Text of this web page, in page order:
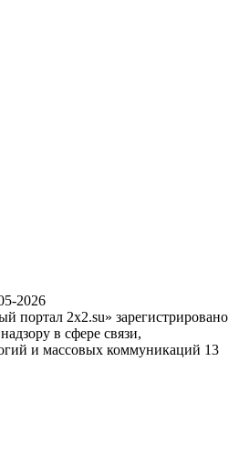
2026
портал 2x2.su» зарегистрировано
в сфере связи,
и массовых коммуникаций 13